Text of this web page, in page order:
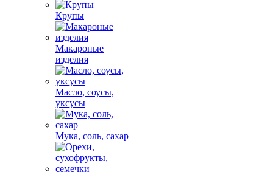
Крупы
Макароные
изделия
Масло, соусы,
уксусы
Мука, соль, сахар